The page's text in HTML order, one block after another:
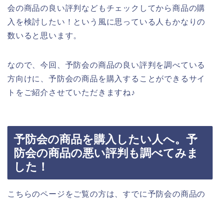
会の商品の良い評判などもチェックしてから商品の購
入を検討したい！という風に思っている人もかなりの
数いると思います。
なので、今回、予防会の商品の良い評判を調べている
方向けに、予防会の商品を購入することができるサイ
トをご紹介させていただきますね♪
予防会の商品を購入したい人へ。予
防会の商品の悪い評判も調べてみま
した！
こちらのページをご覧の方は、すでに予防会の商品の